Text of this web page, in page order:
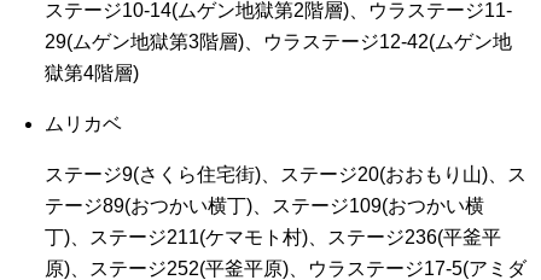
ステージ10-14(ムゲン地獄第2階層)、ウラステージ11-
29(ムゲン地獄第3階層)、ウラステージ12-42(ムゲン地
獄第4階層)
ムリカベ
ステージ9(さくら住宅街)、ステージ20(おおもり山)、ス
テージ89(おつかい横丁)、ステージ109(おつかい横
丁)、ステージ211(ケマモト村)、ステージ236(平釜平
原)、ステージ252(平釜平原)、ウラステージ17-5(アミダ